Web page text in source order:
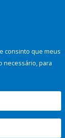
consinto que meus
necessário, para